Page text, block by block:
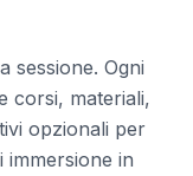
sessione. Ogni
corsi, materiali,
opzionali per
immersione in